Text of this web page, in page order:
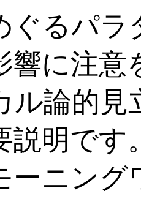
ぐるパ
響に注意
ル論的
説明です
ーニン